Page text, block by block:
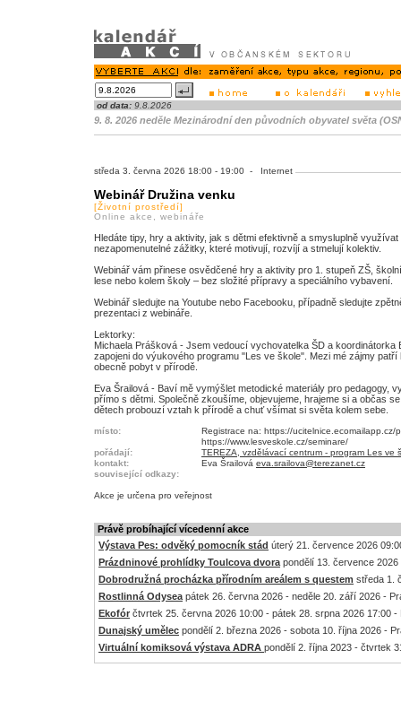
od data: 9.8.2026
9. 8. 2026 neděle Mezinárodní den původních obyvatel světa
středa 3. června 2026 18:00 - 19:00 - Internet
Webinář Družina venku
[Životní prostředí]
Online akce, webináře
Hledáte tipy, hry a aktivity, jak s dětmi efektivně a smysluplně
nezapomenutelné zážitky, které motivují, rozvíjí a stmelují kolektiv.
Webinář vám přinese osvědčené hry a aktivity pro 1. stupeň ZŠ,
lese nebo kolem školy – bez složité přípravy a speciálního vybavení.
Webinář sledujte na Youtube nebo Facebooku, případně sledujte
prezentaci z webináře.
Lektorky:
Michaela Prášková - Jsem vedoucí vychovatelka ŠD a
zapojeni do výukového programu "Les ve škole". Mezi mé zájmy
obecně pobyt v přírodě.
Eva Šrailová - Baví mě vymýšlet metodické materiály pro pedagogy,
přímo s dětmi. Společně zkoušíme, objevujeme, hrajeme si a občas
dětech probouzí vztah k přírodě a chuť všímat si světa kolem sebe.
místo:
Registrace na: https://
https://www.lesveskole.cz/seminare/
pořádají:
TEREZA, vzdělávací centrum - program Les ve
kontakt:
Eva Šrailová eva.srailova@terezanet.cz
související odkazy:
Akce je určena pro veřejnost
Právě probíhající vícedenní akce
Výstava Pes: odvěký pomocník stád úterý 21. července 2026
Prázdninové prohlídky Toulcova dvora pondělí 13. července
Dobrodružná procházka přírodním areálem s questem středa 1.
Rostlinná Odysea pátek 26. června 2026 - neděle 20. září 2026 -
Ekofór čtvrtek 25. června 2026 10:00 - pátek 28. srpna 2026 17:00 -
Dunajský umělec pondělí 2. března 2026 - sobota 10. října 2026 -
Virtuální komiksová výstava ADRA pondělí 2. října 2023 - čtvrtek